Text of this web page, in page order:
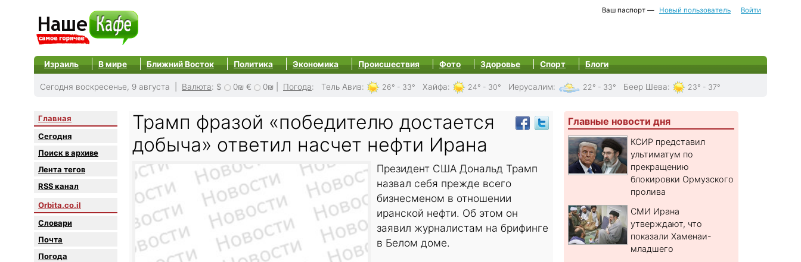
Ваш паспорт — Новый пользователь Войти
Израиль В мире Ближний Восток Политика Экономика Происшествия Фото Здоровье Спорт Блоги
Сегодня воскресенье, 9 августа | Валюта: $ 0₪ € 0₪ Погода: Тель Авив: 26° - 33° Хайфа: 24° - 30° Иерусалим: 22° - 33° Беер Шева: 23° - 37°
Главная
Сегодня
Поиск в архиве
Лента тегов
RSS канал
Orbita.co.il
Словари
Почта
Погода
Трамп фразой «победителю достается
добыча» ответил насчет нефти Ирана
Президент США Дональд Трамп
назвал себя прежде всего
бизнесменом в отношении
иранской нефти. Об этом он
заявил журналистам на брифинге
в Белом доме.
Главные новости дня
КСИР представил
ультиматум по
прекращению
блокировки Ормузского
пролива
СМИ Ирана
утверждают, что
показали Хаменаи-
младшего